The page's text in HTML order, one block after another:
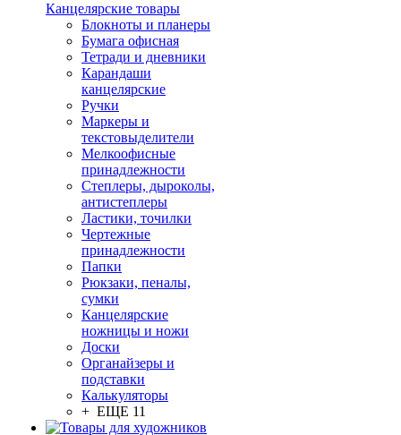
Канцелярские товары
Блокноты и планеры
Бумага офисная
Тетради и дневники
Карандаши
канцелярские
Ручки
Маркеры и
текстовыделители
Мелкоофисные
принадлежности
Степлеры, дыроколы,
антистеплеры
Ластики, точилки
Чертежные
принадлежности
Папки
Рюкзаки, пеналы,
сумки
Канцелярские
ножницы и ножи
Доски
Органайзеры и
подставки
Калькуляторы
+ ЕЩЕ 11